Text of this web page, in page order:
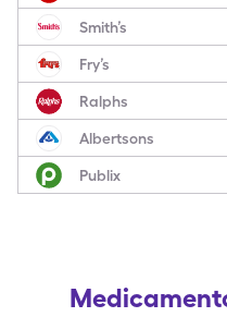
Smith’s
Fry’s
Ralphs
Albertsons
Publix